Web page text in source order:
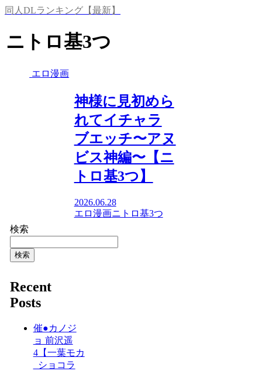
同人DLランキング【最新】
ニトロ基3つ
エロ漫画
神様に見初めら
れてイチャラ
ブエッチ〜アヌ
ビス神編〜【ニ
トロ基3つ】
2026.06.28
エロ漫画ニトロ基3つ
検索
検索
Recent
Posts
催●カノジ
ョ 前沢遥
4【一葉モカ
_ショコラ